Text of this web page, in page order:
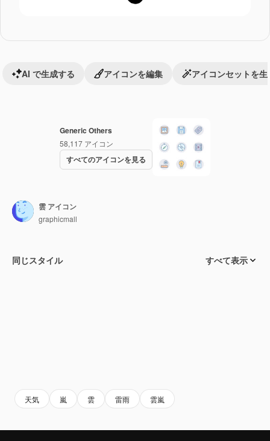
Generic Others
58,117 アイコン
すべてのアイコンを見る
AI で生成する アイコンを編集 アイコンセットを生
雲 アイコン
graphicmall
同じスタイル すべて表示
天気 嵐 雲 雷雨 雲嵐